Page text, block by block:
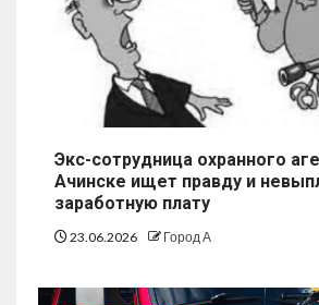
Экс-сотрудница охранного
Ачинске ищет правду и
заработную плату
23.06.2026 Город А